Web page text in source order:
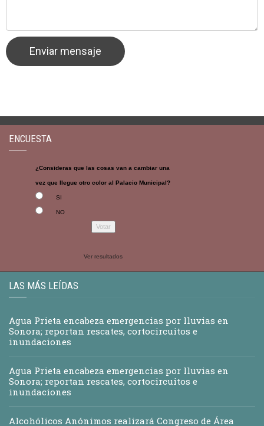
ENCUESTA
¿Consideras que las cosas van a cambiar una
vez que llegue otro color al Palacio Municipal?
SI
NO
Ver resultados
LAS MÁS LEÍDAS
Agua Prieta encabeza emergencias por lluvias en
Sonora; reportan rescates, cortocircuitos e
inundaciones
Agua Prieta encabeza emergencias por lluvias en
Sonora; reportan rescates, cortocircuitos e
inundaciones
Alcohólicos Anónimos realizará Congreso de Área